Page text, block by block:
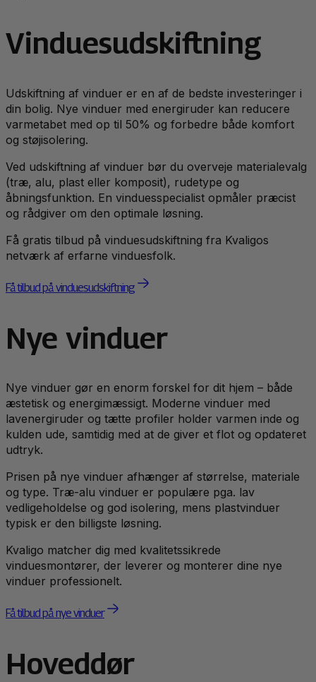
Vinduesudskiftning
Udskiftning af vinduer er en af de bedste investeringer i
din bolig. Nye vinduer med energiruder kan reducere
varmetabet med op til 50% og forbedre både komfort
og støjisolering.
Ved udskiftning af vinduer bør du overveje materialevalg
(træ, alu, plast eller komposit), rudetype og
åbningsfunktion. En vinduesspecialist opmåler præcist
og rådgiver om den optimale løsning.
Få gratis tilbud på vinduesudskiftning fra Kvaligos
netværk af erfarne vinduesfolk.
Få tilbud på vinduesudskiftning
Nye vinduer
Nye vinduer gør en enorm forskel for dit hjem – både
æstetisk og energimæssigt. Moderne vinduer med
lavenergiruder og tætte profiler holder varmen inde og
kulden ude, samtidig med at de giver et flot og opdateret
udtryk.
Prisen på nye vinduer afhænger af størrelse, materiale
og type. Træ-alu vinduer er populære pga. lav
vedligeholdelse og god isolering, mens plastvinduer
typisk er den billigste løsning.
Kvaligo matcher dig med kvalitetssikrede
vinduesmontører, der leverer og monterer dine nye
vinduer professionelt.
Få tilbud på nye vinduer
Hoveddør